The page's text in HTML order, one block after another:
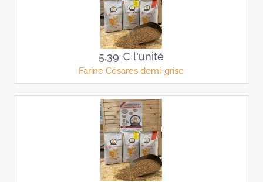
5,39 € l'unité
Farine Césares demi-grise